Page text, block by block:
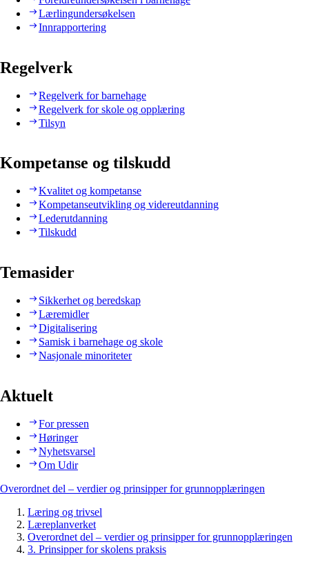
Lærlingundersøkelsen
Innrapportering
Regelverk
Regelverk for barnehage
Regelverk for skole og opplæring
Tilsyn
Kompetanse og tilskudd
Kvalitet og kompetanse
Kompetanseutvikling og videreutdanning
Lederutdanning
Tilskudd
Temasider
Sikkerhet og beredskap
Læremidler
Digitalisering
Samisk i barnehage og skole
Nasjonale minoriteter
Aktuelt
For pressen
Høringer
Nyhetsvarsel
Om Udir
Overordnet del – verdier og prinsipper for grunnopplæringen
Læring og trivsel
Læreplanverket
Overordnet del – verdier og prinsipper for grunnopplæringen
3. Prinsipper for skolens praksis